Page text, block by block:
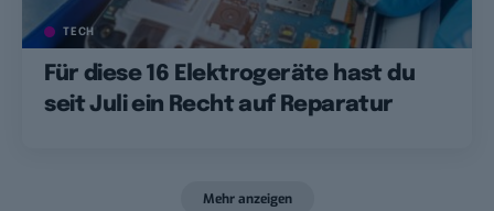
TECH
Für diese 16 Elektrogeräte hast du
seit Juli ein Recht auf Reparatur
Mehr anzeigen